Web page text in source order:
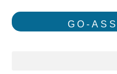
GO-